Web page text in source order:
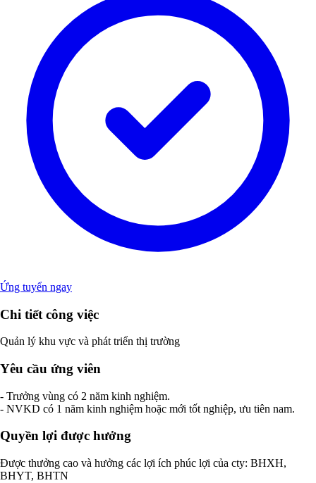
Ứng tuyển ngay
Chi tiết công việc
Quản lý khu vực và phát triển thị trường
Yêu cầu ứng viên
- Trưởng vùng có 2 năm kinh nghiệm.
- NVKD có 1 năm kinh nghiệm hoặc mới tốt nghiệp, ưu tiên nam.
Quyền lợi được hưởng
Được thưởng cao và hưởng các lợi ích phúc lợi của cty: BHXH,
BHYT, BHTN